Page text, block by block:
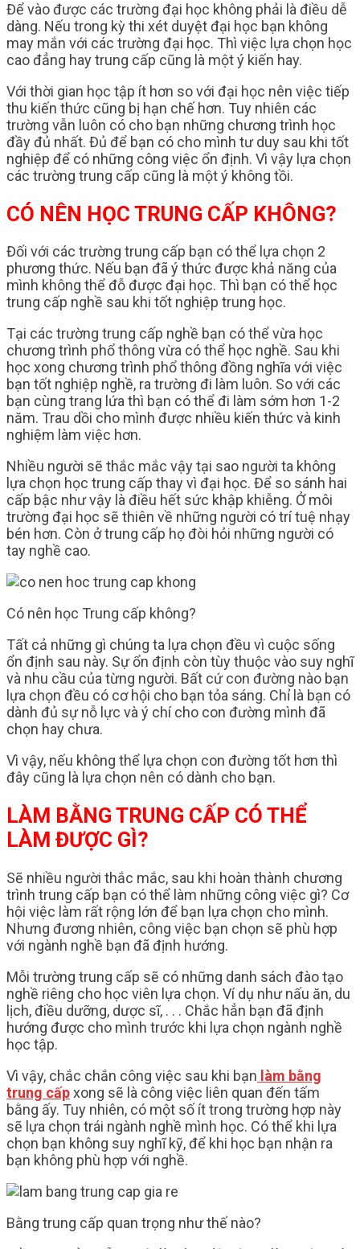
Để vào được các trường đại học không phải là điều dễ
dàng. Nếu trong kỳ thi xét duyệt đại học bạn không
may mắn với các trường đại học. Thì việc lựa chọn học
cao đẳng hay trung cấp cũng là một ý kiến hay.
Với thời gian học tập ít hơn so với đại học nên việc tiếp
thu kiến thức cũng bị hạn chế hơn. Tuy nhiên các
trường vẫn luôn có cho bạn những chương trình học
đầy đủ nhất. Đủ để bạn có cho mình tư duy sau khi tốt
nghiệp để có những công việc ổn định. Vì vậy lựa chọn
các trường trung cấp cũng là một ý không tồi.
CÓ NÊN HỌC TRUNG CẤP KHÔNG?
Đối với các trường trung cấp bạn có thể lựa chọn 2
phương thức. Nếu bạn đã ý thức được khả năng của
mình không thể đỗ được đại học. Thì bạn có thể học
trung cấp nghề sau khi tốt nghiệp trung học.
Tại các trường trung cấp nghề bạn có thể vừa học
chương trình phổ thông vừa có thể học nghề. Sau khi
học xong chương trình phổ thông đồng nghĩa với việc
bạn tốt nghiệp nghề, ra trường đi làm luôn. So với các
bạn cùng trang lứa thì bạn có thể đi làm sớm hơn 1-2
năm. Trau dồi cho mình được nhiều kiến thức và kinh
nghiệm làm việc hơn.
Nhiều người sẽ thắc mắc vậy tại sao người ta không
lựa chọn học trung cấp thay vì đại học. Để so sánh hai
cấp bậc như vậy là điều hết sức khập khiễng. Ở môi
trường đại học sẽ thiên về những người có trí tuệ nhạy
bén hơn. Còn ở trung cấp họ đòi hỏi những người có
tay nghề cao.
Có nên học Trung cấp không?
Tất cả những gì chúng ta lựa chọn đều vì cuộc sống
ổn định sau này. Sự ổn định còn tùy thuộc vào suy nghĩ
và nhu cầu của từng người. Bất cứ con đường nào bạn
lựa chọn đều có cơ hội cho bạn tỏa sáng. Chỉ là bạn có
dành đủ sự nỗ lực và ý chí cho con đường mình đã
chọn hay chưa.
Vì vậy, nếu không thể lựa chọn con đường tốt hơn thì
đây cũng là lựa chọn nên có dành cho bạn.
LÀM BẰNG TRUNG CẤP CÓ THỂ
LÀM ĐƯỢC GÌ?
Sẽ nhiều người thắc mắc, sau khi hoàn thành chương
trình trung cấp bạn có thể làm những công việc gì? Cơ
hội việc làm rất rộng lớn để bạn lựa chọn cho mình.
Nhưng đương nhiên, công việc bạn chọn sẽ phù hợp
với ngành nghề bạn đã định hướng.
Mỗi trường trung cấp sẽ có những danh sách đào tạo
nghề riêng cho học viên lựa chọn. Ví dụ như nấu ăn, du
lịch, điều dưỡng, dược sĩ, . . . Chắc hẳn bạn đã định
hướng được cho mình trước khi lựa chọn ngành nghề
học tập.
Vì vậy, chắc chắn công việc sau khi bạn làm bằng
trung cấpxong sẽ là công việc liên quan đến tấm
bằng ấy. Tuy nhiên, có một số ít trong trường hợp này
sẽ lựa chọn trái ngành nghề mình học. Có thể khi lựa
chọn bạn không suy nghĩ kỹ, để khi học bạn nhận ra
bạn không phù hợp với nghề.
Bằng trung cấp quan trọng như thế nào?